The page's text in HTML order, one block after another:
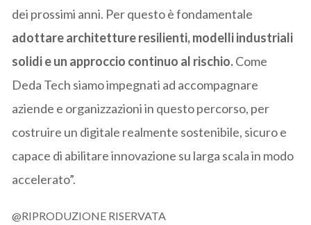
dei prossimi anni. Per questo è fondamentale
adottare architetture resilienti, modelli industriali
solidi e un approccio continuo al rischio.Come
Deda Tech siamo impegnati ad accompagnare
aziende e organizzazioni in questo percorso, per
costruire un digitale realmente sostenibile, sicuro e
capace di abilitare innovazione su larga scala in modo
accelerato”.
@RIPRODUZIONE RISERVATA